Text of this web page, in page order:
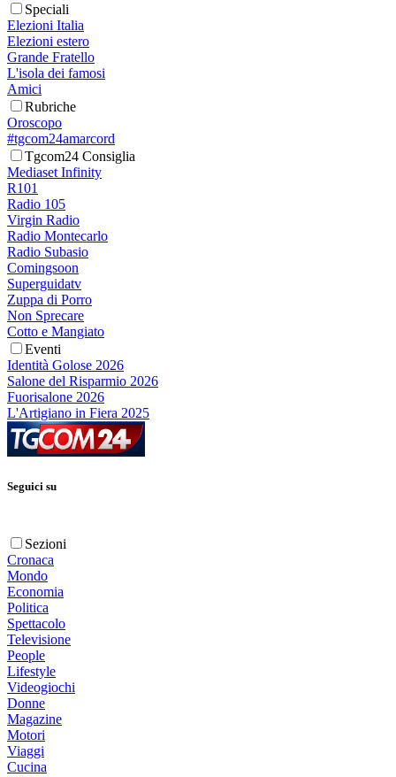
Speciali
Elezioni Italia
Elezioni estero
Grande Fratello
L'isola dei famosi
Amici
Rubriche
Oroscopo
#tgcom24amarcord
Tgcom24 Consiglia
Mediaset Infinity
R101
Radio 105
Virgin Radio
Radio Montecarlo
Radio Subasio
Comingsoon
Superguidatv
Zuppa di Porro
Non Sprecare
Cotto e Mangiato
Eventi
Identità Golose 2026
Salone del Risparmio 2026
Fuorisalone 2026
L'Artigiano in Fiera 2025
Seguici su
Sezioni
Cronaca
Mondo
Economia
Politica
Spettacolo
Televisione
People
Lifestyle
Videogiochi
Donne
Magazine
Motori
Viaggi
Cucina